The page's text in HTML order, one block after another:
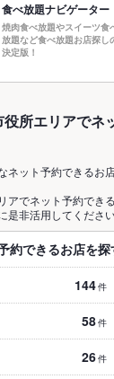
食べ放題ナビゲーター
焼肉食べ放題やスイーツ食
放題など食べ放題お店探し
決定版！
所エリアでネ
ネット予約できるお
アでネット予約でき
非活用してください
約できるお店を探
144件
58件
26件